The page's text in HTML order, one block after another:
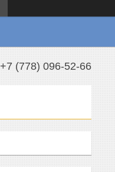
+7 (778) 096-52-66